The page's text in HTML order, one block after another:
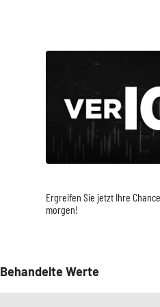
Ergreifen Sie jetzt Ihre
morgen!
Behandelte Werte